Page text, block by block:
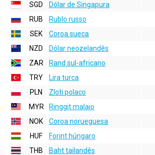
SGD
Dólar de Singapura
RUB
Rublo russo
SEK
Coroa sueca
NZD
Dólar neozelandês
ZAR
Rand sul-africano
TRY
Lira turca
PLN
Zloti polaco
MYR
Ringgit malaio
NOK
Coroa norueguesa
HUF
Forint húngaro
THB
Baht tailandês